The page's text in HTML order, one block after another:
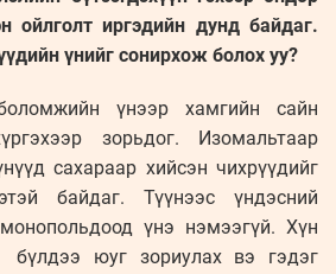
ойлголт иргэдийн дунд байдаг.
үнийг сонирхож болох уу?
үнээр хамгийн сайн
зорьдог. Изомальтаар
сахараар хийсэн чихрүүдийг
байдаг. Түүнээс үндэсний
үнэ нэмээгүй. Хүн
юуг зориулах вэ гэдэг